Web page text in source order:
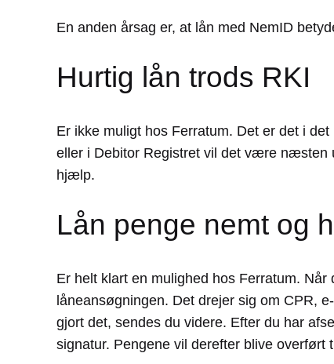
En anden årsag er, at lån med NemID
Hurtig lån trods RKI
Er ikke muligt hos Ferratum. Det er det i
eller i Debitor Registret vil det være næsten
hjælp.
Lån penge nemt og
Er helt klart en mulighed hos Ferratum.
låneansøgningen. Det drejer sig om CPR,
gjort det, sendes du videre. Efter du har
signatur. Pengene vil derefter blive overført